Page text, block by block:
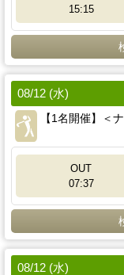
15:15
08/12 (水)
【1名開催】＜
OUT
07:37
08/12 (水)